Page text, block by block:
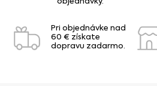
Pri objednávke nad
60 € získate
dopravu zadarmo.